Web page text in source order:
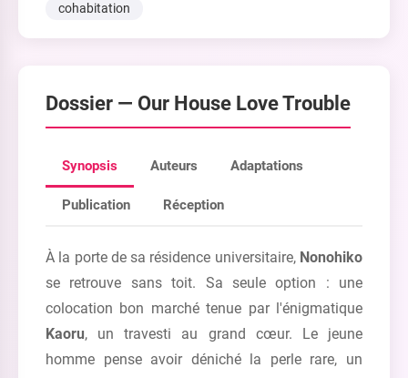
cohabitation
Dossier — Our House Love Trouble
Synopsis Auteurs Adaptations
Publication Réception
À la porte de sa résidence universitaire, Nonohiko
se retrouve sans toit. Sa seule option : une
colocation bon marché tenue par l'énigmatique
Kaoru, un travesti au grand cœur. Le jeune
homme pense avoir déniché la perle rare, un